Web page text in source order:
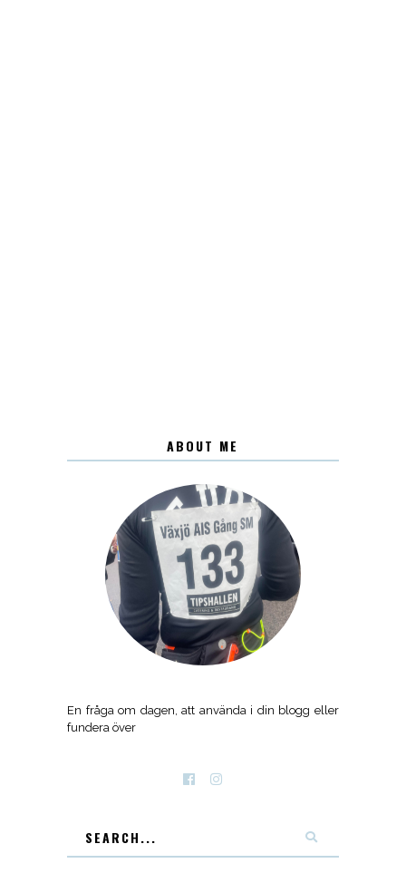
ABOUT ME
En fråga om dagen, att använda i din blogg eller
fundera över